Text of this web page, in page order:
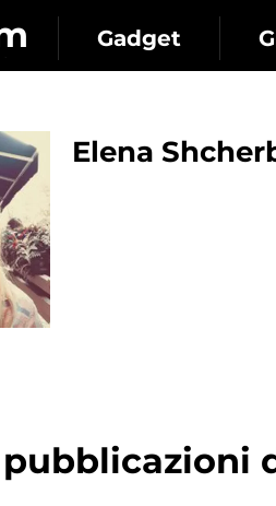
Gadget
Elena